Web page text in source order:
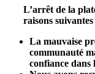
L’arrêt de la
raisons suivantes
La mauvaise
communauté
confiance dans